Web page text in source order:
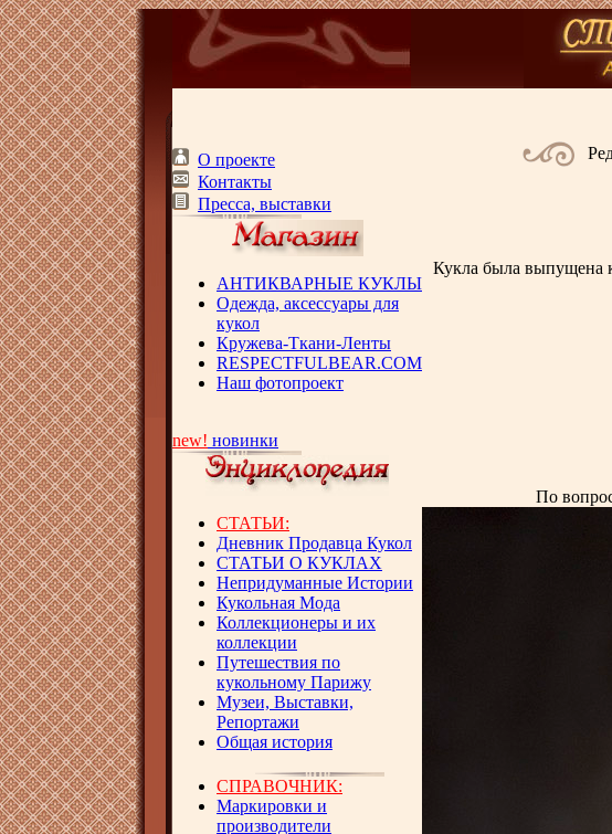
О проекте
Контакты
Пресса, выставки
АНТИКВАРНЫЕ КУКЛЫ
Одежда, аксессуары для
кукол
Кружева-Ткани-Ленты
RESPECTFULBEAR.COM
Наш фотопроект
new! новинки
СТАТЬИ:
Дневник Продавца Кукол
СТАТЬИ О КУКЛАХ
Непридуманные Истории
Кукольная Мода
Коллекционеры и их
коллекции
Путешествия по
кукольному Парижу
Музеи, Выставки,
Репортажи
Общая история
СПРАВОЧНИК:
Маркировки и
производители
Кукла была выпущена
По